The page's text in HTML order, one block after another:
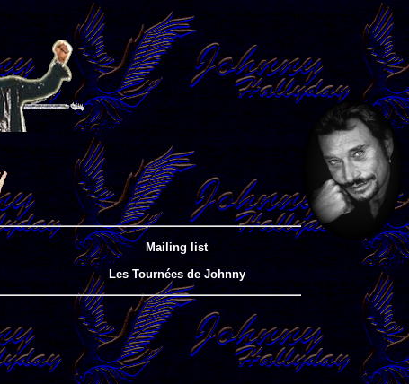
Mailing list
Les Tournées de Johnny